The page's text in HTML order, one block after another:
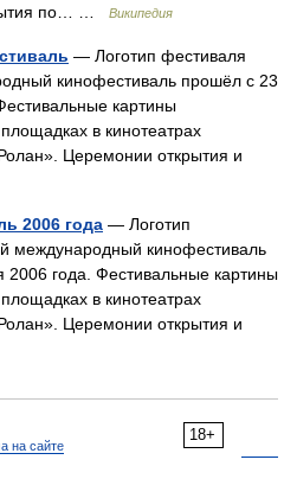
по… …
Википедия
— Логотип фестиваля
кинофестиваль прошёл с 23
картины
в кинотеатрах
Церемонии открытия и
2006 года — Логотип
международный кинофестиваль
года. Фестивальные картины
в кинотеатрах
Церемонии открытия и
18+
на сайте